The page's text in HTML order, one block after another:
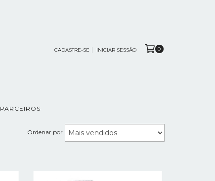
CADASTRE-SE INICIAR SESSÃO 0
PARCEIROS
Ordenar por